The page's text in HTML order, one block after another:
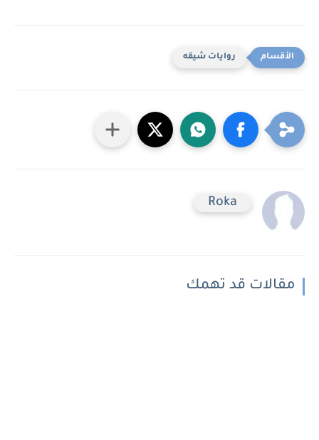
روايات شيقه
Roka
مقالات قد تهمك